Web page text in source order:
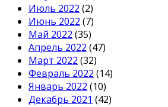
Июль 2022 (2)
Июнь 2022 (7)
Май 2022 (35)
Апрель 2022 (47)
Март 2022 (32)
Февраль 2022 (14)
Январь 2022 (10)
Декабрь 2021 (42)